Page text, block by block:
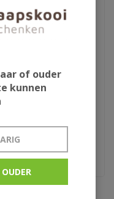
uit
uit woensdrecht
of ouder
kunnen